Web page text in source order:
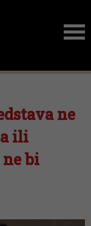
ne
ili
bi